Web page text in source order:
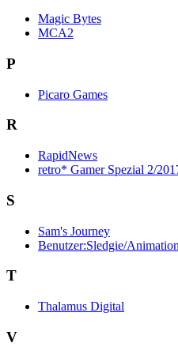
Magic Bytes
MCA2
P
Picaro Games
R
RapidNews
retro* Gamer Spezial 2/
S
Sam's Journey
Benutzer:Sledgie/
T
Thalamus Digital
V